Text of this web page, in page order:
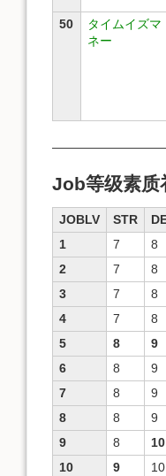
50
タイムイズマ
ネー
Job等级素质
JOBLV STR
1
7 8
2
7 8
3
7 8
4
7 8
5
8 9
6
8 9
7
8 9
8
8 9
9
8 10
10
9 10